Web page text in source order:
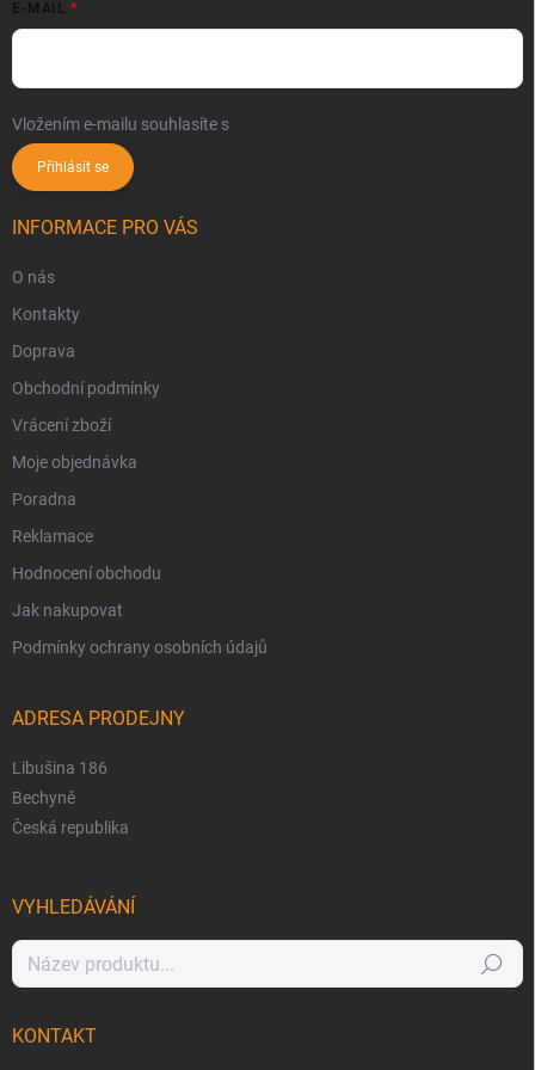
E-MAIL
Vložením e-mailu souhlasíte s
Přihlásit se
INFORMACE PRO VÁS
O nás
Kontakty
Doprava
Obchodní podmínky
Vrácení zboží
Moje objednávka
Poradna
Reklamace
Hodnocení obchodu
Jak nakupovat
Podmínky ochrany osobních údajů
ADRESA PRODEJNY
Libušina 186
Bechyně
Česká republika
VYHLEDÁVÁNÍ
Hledat
KONTAKT